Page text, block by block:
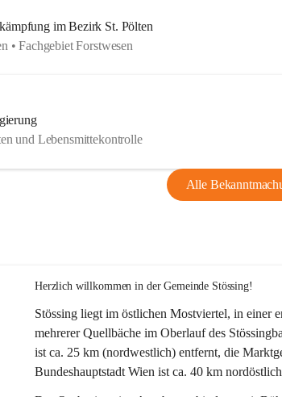
im Bezirk St. Pölten
• Fachgebiet Forstwesen
und Lebensmittekontrolle
Alle
Herzlich willkommen in der Gemeinde Stössing!
Stössing liegt im östlichen Mostviertel, in einer
mehrerer Quellbäche im Oberlauf des
ist ca. 25 km (nordwestlich) entfernt, die
Bundeshauptstadt Wien ist ca. 40 km